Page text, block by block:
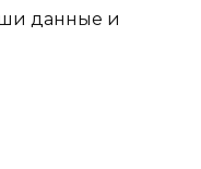
данные и